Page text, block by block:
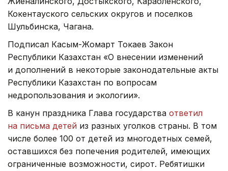
Кокентауского сельских округов и поселков
Шульбинска, Чагана.
Подписал Касым-Жомарт Токаев Закон
Республики Казахстан «О внесении изменений
и дополнений в некоторые законодательные акты
Республики Казахстан по вопросам
недропользования и экологии».
В канун праздника Глава государства ответил
на письма детей из разных уголков страны. В том
числе более 100 от детей из многодетных семей,
оставшихся без попечения родителей, имеющих
ограниченные возможности, сирот. Ребятишки